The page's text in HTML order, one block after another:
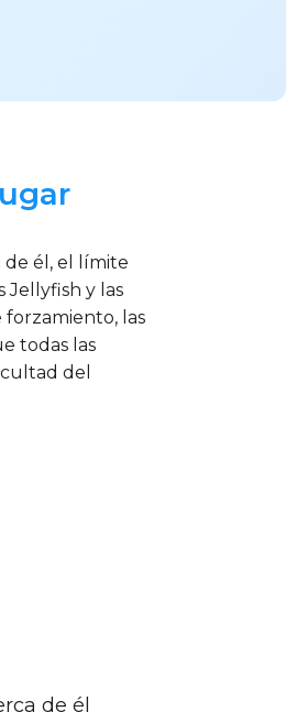
de él, el límite
Jellyfish y las
forzamiento, las
todas las
del
de él